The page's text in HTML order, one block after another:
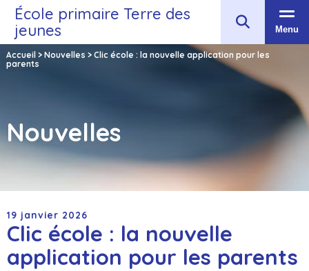
École primaire Terre des
jeunes
Menu
Accueil> Nouvelles > Clic école : la nouvelle application pour les
parents
Nouvelles
19 janvier 2026
Clic école : la nouvelle
application pour les parents